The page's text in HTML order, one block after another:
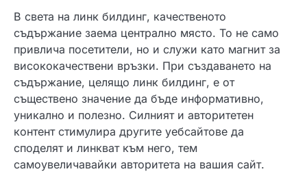
В света на линк билдинг, качественото
съдържание заема централно място. То не само
привлича посетители, но и служи като магнит за
висококачествени връзки. При създаването на
съдържание, целящо линк билдинг, е от
съществено значение да бъде информативно,
уникално и полезно. Силният и авторитетен
контент стимулира другите уебсайтове да
споделят и линкват към него, тем
самоувеличавайки авторитета на вашия сайт.